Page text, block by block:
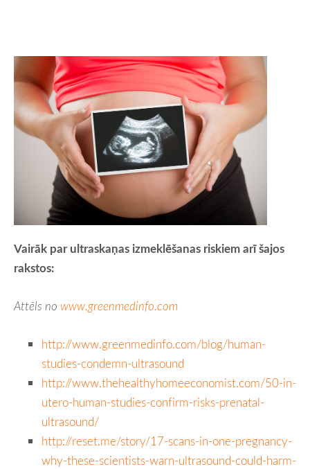
Vairāk par ultraskaņas izmeklēšanas riskiem arī šajos
rakstos:
Attēls no www.greenmedinfo.com
http://www.greenmedinfo.com/blog/human-
studies-condemn-ultrasound
http://www.thehealthyhomeeconomist.com/50-in-
utero-human-studies-confirm-risks-prenatal-
ultrasound/
http://reset.me/story/17-scans-in-one-pregnancy-
why-these-scientists-warn-ultrasound-could-harm-